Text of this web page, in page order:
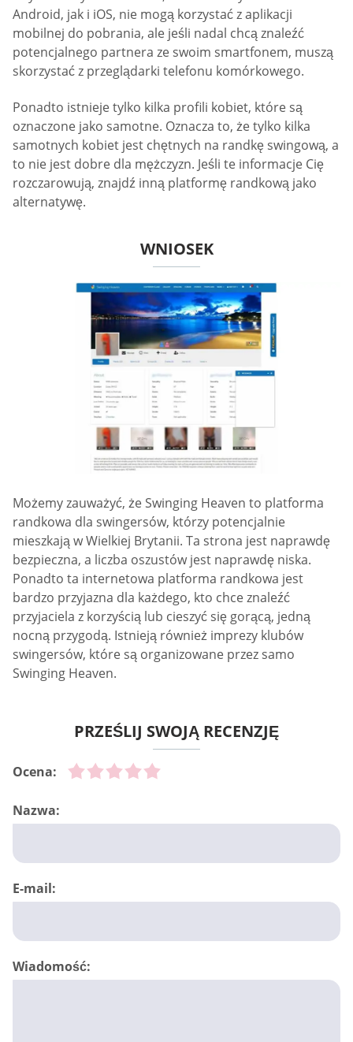
Android, jak i iOS, nie mogą korzystać z aplikacji
mobilnej do pobrania, ale jeśli nadal chcą znaleźć
potencjalnego partnera ze swoim smartfonem, muszą
skorzystać z przeglądarki telefonu komórkowego.
Ponadto istnieje tylko kilka profili kobiet, które są
oznaczone jako samotne. Oznacza to, że tylko kilka
samotnych kobiet jest chętnych na randkę swingową, a
to nie jest dobre dla mężczyzn. Jeśli te informacje Cię
rozczarowują, znajdź inną platformę randkową jako
alternatywę.
WNIOSEK
Możemy zauważyć, że Swinging Heaven to platforma
randkowa dla swingersów, którzy potencjalnie
mieszkają w Wielkiej Brytanii. Ta strona jest naprawdę
bezpieczna, a liczba oszustów jest naprawdę niska.
Ponadto ta internetowa platforma randkowa jest
bardzo przyjazna dla każdego, kto chce znaleźć
przyjaciela z korzyścią lub cieszyć się gorącą, jedną
nocną przygodą. Istnieją również imprezy klubów
swingersów, które są organizowane przez samo
Swinging Heaven.
PRZEŚLIJ SWOJĄ RECENZJĘ
Ocena:
Nazwa:
E-mail:
Wiadomość: